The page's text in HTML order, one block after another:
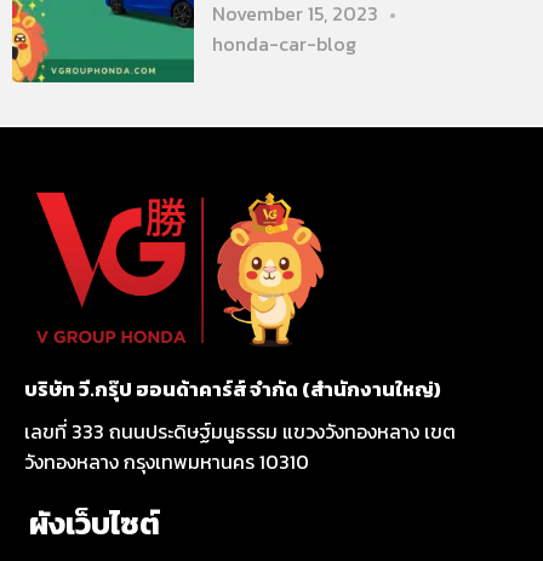
November 15, 2023
honda-car-blog
บริษัท วี.กรุ๊ป ฮอนด้าคาร์ส์ จำกัด (สำนักงานใหญ่)
เลขที่ 333 ถนนประดิษฐ์มนูธรรม แขวงวังทองหลาง เขต
วังทองหลาง กรุงเทพมหานคร 10310
ผังเว็บไซต์